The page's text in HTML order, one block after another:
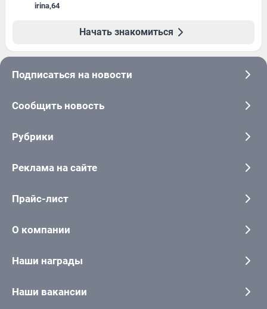
irina,64
Начать знакомиться
Подписаться на новости
Сообщить новость
Рубрики
Реклама на сайте
Прайс-лист
О компании
Наши награды
Наши вакансии